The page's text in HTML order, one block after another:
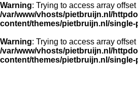
Warning: Trying to access array
/var/www/vhosts/pietbruijn.nl/
content/themes/pietbruijn.nl/
Warning: Trying to access array
/var/www/vhosts/pietbruijn.nl/
content/themes/pietbruijn.nl/